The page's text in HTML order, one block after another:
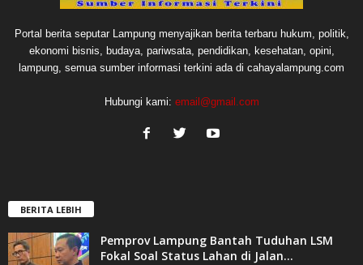
Portal berita seputar Lampung menyajikan berita terbaru hukum, politik,
ekonomi bisnis, budaya, pariwsata, pendidikan, kesehatan, opini,
lampung, semua sumber informasi terkini ada di cahayalampung.com
Hubungi kami: email@gmail.com
BERITA LEBIH
Pemprov Lampung Bantah Tuduhan LSM
Fokal Soal Status Lahan di Jalan...